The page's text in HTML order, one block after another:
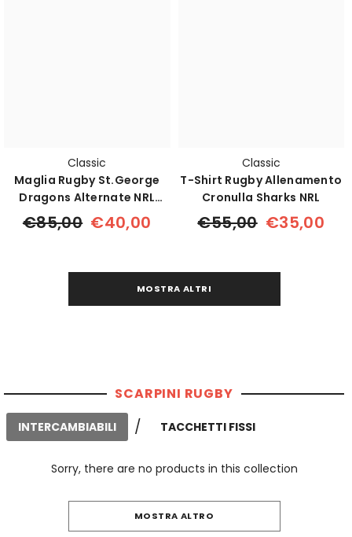
Classic
Maglia Rugby St.George
Dragons Alternate NRL
Bambino
€85,00 €40,00
Classic
T-Shirt Rugby Allenamento
Cronulla Sharks NRL
€55,00 €35,00
MOSTRA ALTRI
SCARPINI RUGBY
INTERCAMBIABILI / TACCHETTI FISSI
Sorry, there are no products in this collection
MOSTRA ALTRO